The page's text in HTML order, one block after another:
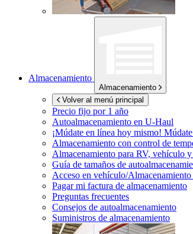
Almacenamiento
Almacenamiento
Volver al menú principal
Precio fijo por 1 año
Autoalmacenamiento en U-Haul
¡Múdate en línea hoy mismo!
Almacenamiento con control de
Almacenamiento para RV, vehículo
Guía de tamaños de
Acceso en vehículo/Almacenamiento
Pagar mi factura de almacenamiento
Preguntas frecuentes
Consejos de autoalmacenamiento
Suministros de almacenamiento